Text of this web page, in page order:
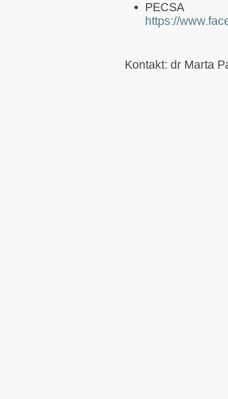
https://
Kontakt: dr Marta